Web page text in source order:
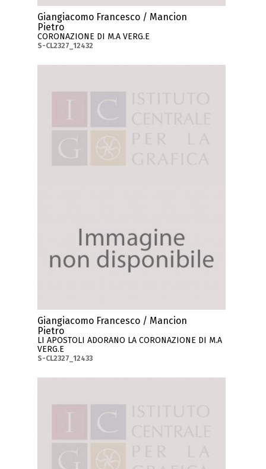
Giangiacomo Francesco / Mancion
Pietro
CORONAZIONE DI M.A VERG.E
S-CL2327_12432
Giangiacomo Francesco / Mancion
Pietro
LI APOSTOLI ADORANO LA CORONAZIONE DI M.A
VERG.E
S-CL2327_12433